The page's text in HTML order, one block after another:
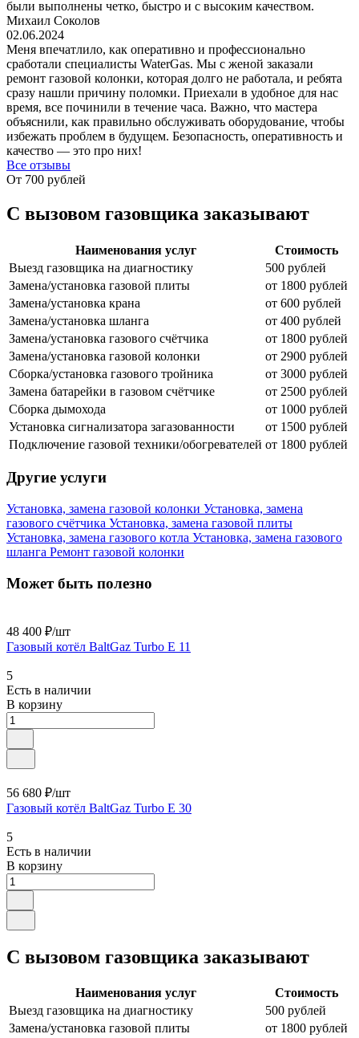
были выполнены четко, быстро и с высоким качеством.
Михаил Соколов
02.06.2024
Меня впечатлило, как оперативно и профессионально
сработали специалисты WaterGas. Мы с женой заказали
ремонт газовой колонки, которая долго не работала, и ребята
сразу нашли причину поломки. Приехали в удобное для нас
время, все починили в течение часа. Важно, что мастера
объяснили, как правильно обслуживать оборудование, чтобы
избежать проблем в будущем. Безопасность, оперативность и
качество — это про них!
Все отзывы
От 700 рублей
С вызовом газовщика заказывают
Наименования услуг
Стоимость
Выезд газовщика на диагностику
500 рублей
Замена/установка газовой плиты
от 1800 рублей
Замена/установка крана
от 600 рублей
Замена/установка шланга
от 400 рублей
Замена/установка газового счётчика
от 1800 рублей
Замена/установка газовой колонки
от 2900 рублей
Сборка/установка газового тройника
от 3000 рублей
Замена батарейки в газовом счётчике
от 2500 рублей
Сборка дымохода
от 1000 рублей
Установка сигнализатора загазованности
от 1500 рублей
Подключение газовой техники/обогревателей от 1800 рублей
Другие услуги
Установка, замена газовой колонки Установка, замена
газового счётчика Установка, замена газовой плиты
Установка, замена газового котла Установка, замена газового
шланга Ремонт газовой колонки
Может быть полезно
48 400 ₽/шт
Газовый котёл BaltGaz Turbo E 11
5
Есть в наличии
В корзину
56 680 ₽/шт
Газовый котёл BaltGaz Turbo E 30
5
Есть в наличии
В корзину
С вызовом газовщика заказывают
Наименования услуг
Стоимость
Выезд газовщика на диагностику
500 рублей
Замена/установка газовой плиты
от 1800 рублей